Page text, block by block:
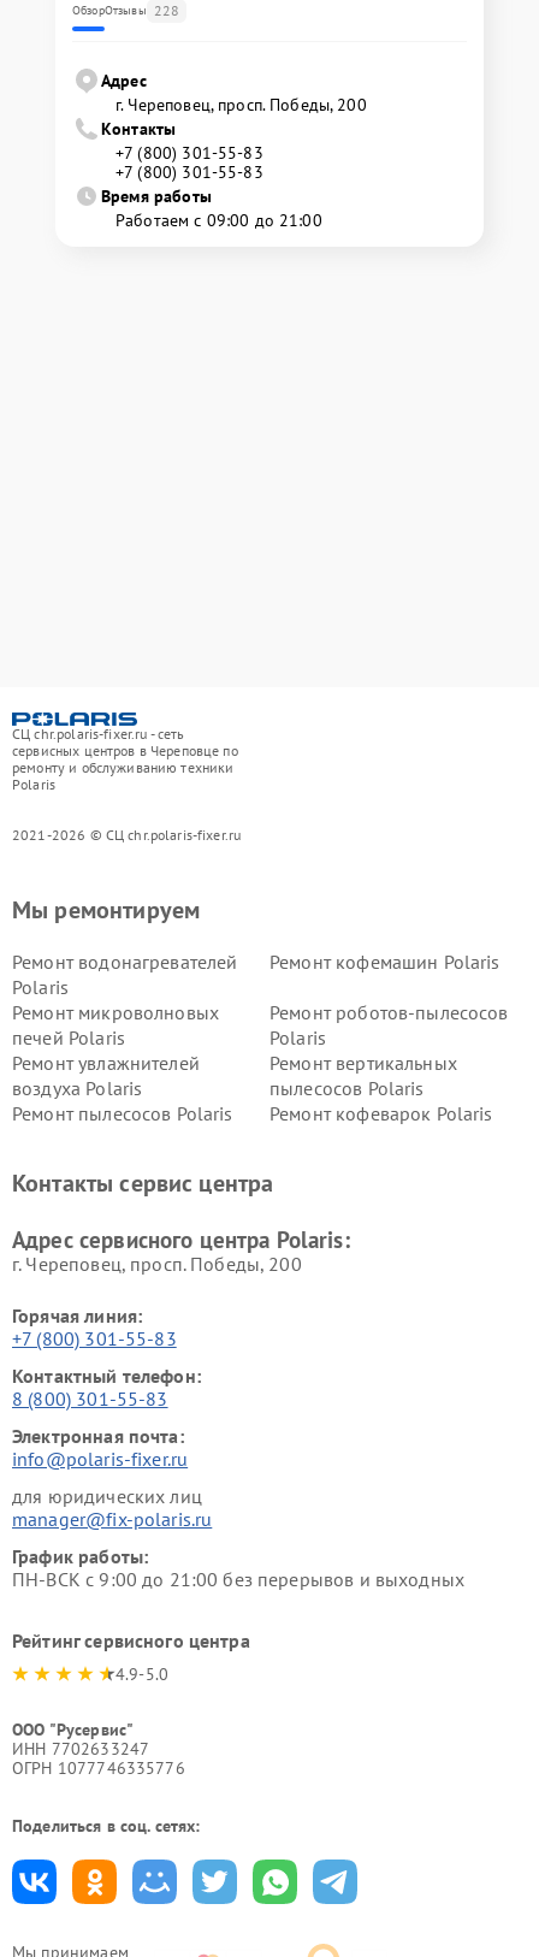
ОбзорОтзывы 228
Адрес
г. Череповец, просп. Победы, 200
Контакты
+7 (800) 301-55-83
+7 (800) 301-55-83
Время работы
Работаем с 09:00 до 21:00
СЦ chr.polaris-fixer.ru - сеть
сервисных центров в Череповце по
ремонту и обслуживанию техники
Polaris
2021-2026 © СЦ chr.polaris-fixer.ru
Мы принимаем
Мы ремонтируем
Ремонт водонагревателей
Polaris
Ремонт кофемашин Polaris
Ремонт микроволновых
печей Polaris
Ремонт роботов-пылесосов
Polaris
Ремонт увлажнителей
воздуха Polaris
Ремонт вертикальных
пылесосов Polaris
Ремонт пылесосов Polaris
Ремонт кофеварок Polaris
Контакты сервис центра
Адрес сервисного центра Polaris:
г. Череповец, просп. Победы, 200
Горячая линия:
+7 (800) 301-55-83
Контактный телефон:
8 (800) 301-55-83
Электронная почта:
info@polaris-fixer.ru
для юридических лиц
manager@fix-polaris.ru
График работы:
ПН-ВСК с 9:00 до 21:00 без перерывов и выходных
Рейтинг сервисного центра
4.9-5.0
ООО "Русервис"
ИНН 7702633247
ОГРН 1077746335776
Поделиться в соц. сетях: